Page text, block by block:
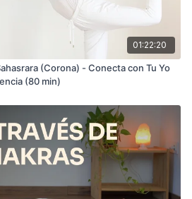
01:22:20
(Corona) - Conecta con Tu Yo
(80 min)